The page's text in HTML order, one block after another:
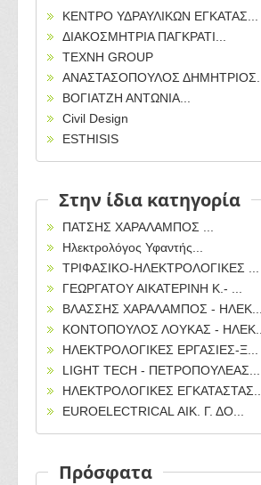
ΚΕΝΤΡΟ ΥΔΡΑΥΛΙΚΩΝ ΕΓΚΑΤΑΣ...
ΔΙΑΚΟΣΜΗΤΡΙΑ ΠΑΓΚΡΑΤΙ...
ΤΕΧΝΗ GROUP
ΑΝΑΣΤΑΣΟΠΟΥΛΟΣ ΔΗΜΗΤΡΙΟΣ...
ΒΟΓΙΑΤΖΗ ΑΝΤΩΝΙΑ...
Civil Design
ESTHISIS
Στην ίδια κατηγορία
ΠΑΤΣΗΣ ΧΑΡΑΛΑΜΠΟΣ ...
Ηλεκτρολόγος Υφαντής...
ΤΡΙΦΑΣΙΚΟ-ΗΛΕΚΤΡΟΛΟΓΙΚΕΣ ...
ΓΕΩΡΓΑΤΟΥ ΑΙΚΑΤΕΡΙΝΗ Κ.- ...
ΒΛΑΣΣΗΣ ΧΑΡΑΛΑΜΠΟΣ - ΗΛΕΚ...
ΚΟΝΤΟΠΟΥΛΟΣ ΛΟΥΚΑΣ - ΗΛΕΚ...
ΗΛΕΚΤΡΟΛΟΓΙΚΕΣ ΕΡΓΑΣΙΕΣ-Ξ...
LIGHT TECH - ΠΕΤΡΟΠΟΥΛΕΑΣ...
ΗΛΕΚΤΡΟΛΟΓΙΚΕΣ ΕΓΚΑΤΑΣΤΑΣ...
EUROELECTRICAL ΑΙΚ. Γ. ΔΟ...
Πρόσφατα